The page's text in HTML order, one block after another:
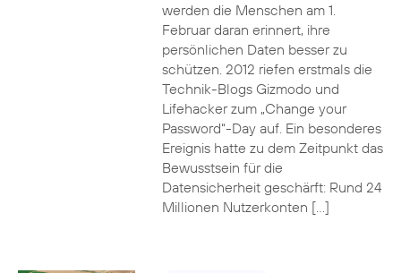
werden die Menschen am 1.
Februar daran erinnert, ihre
persönlichen Daten besser zu
schützen. 2012 riefen erstmals die
Technik-Blogs Gizmodo und
Lifehacker zum „Change your
Password“-Day auf. Ein besonderes
Ereignis hatte zu dem Zeitpunkt das
Bewusstsein für die
Datensicherheit geschärft: Rund 24
Millionen Nutzerkonten […]